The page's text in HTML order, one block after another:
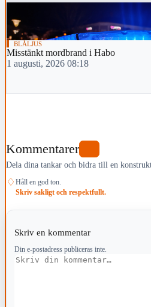
BLÅLJUS
Misstänkt mordbrand i Habo
1 augusti, 2026 08:18
Kommentarer
Dela dina tankar och bidra till en
♢ Håll en god ton.
Skriv sakligt och respektfullt.
Skriv en kommentar
Din e-postadress publiceras inte.
Kommentar